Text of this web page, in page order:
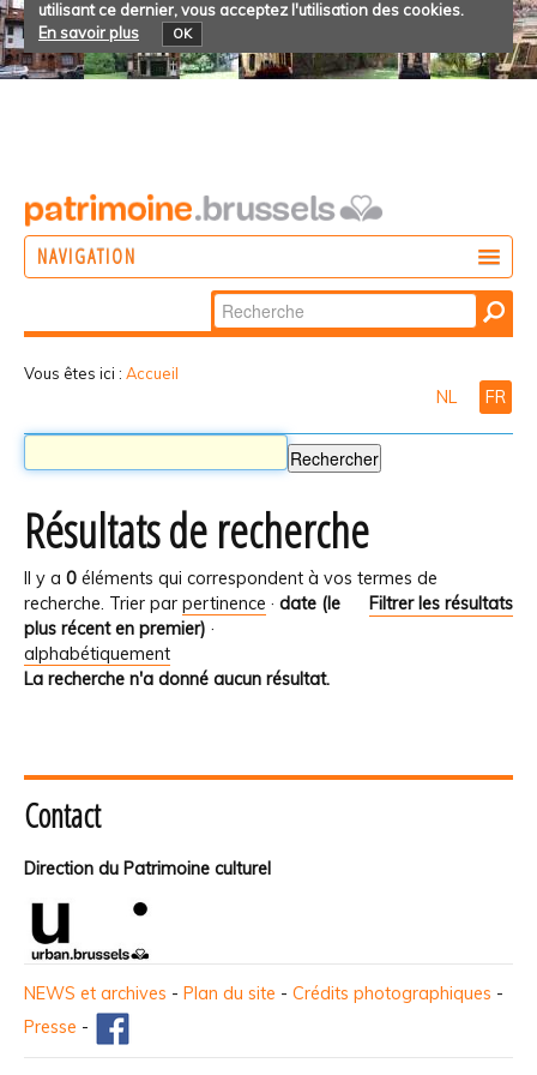
utilisant ce dernier, vous acceptez l'utilisation des cookies.
En savoir plus
OK
NAVIGATION
Chercher par
Recherche
Vous êtes ici : Accueil
NL FR
Résultats de recherche
Il y a 0 éléments qui correspondent à vos termes de
recherche.
Filtrer les résultats
Trier par pertinence · date (le
plus récent en premier) ·
alphabétiquement
La recherche n'a donné aucun résultat.
Contact
Direction du Patrimoine culturel
NEWS et archives - Plan du site - Crédits photographiques -
Presse -